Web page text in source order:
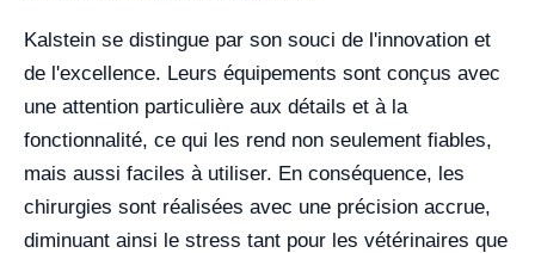
Kalstein se distingue par son souci de l'innovation et
de l'excellence. Leurs équipements sont conçus avec
une attention particulière aux détails et à la
fonctionnalité, ce qui les rend non seulement fiables,
mais aussi faciles à utiliser. En conséquence, les
chirurgies sont réalisées avec une précision accrue,
diminuant ainsi le stress tant pour les vétérinaires que